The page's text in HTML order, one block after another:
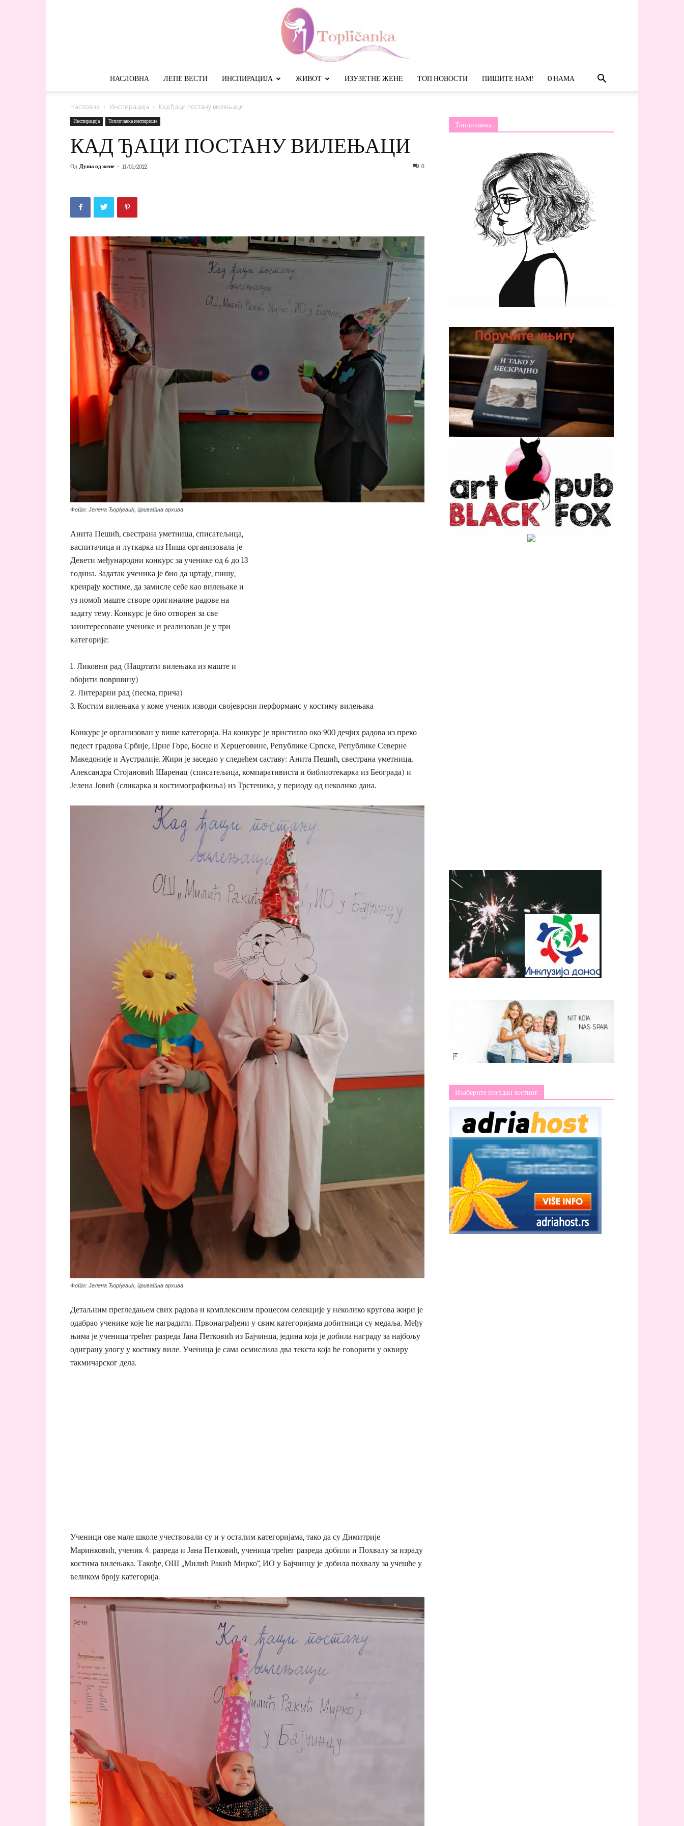
НАСЛОВНА ЛЕПЕ ВЕСТИ ИНСПИРАЦИЈА ЖИВОТ ИЗУЗЕТНЕ ЖЕНЕ ТОП НОВОСТИ ПИШИТЕ НАМ! O НАМА
Насловна Инспирација Кад ђаци постану вилењаци
Инспирација Топличанка инспирише
КАД ЂАЦИ ПОСТАНУ ВИЛЕЊАЦИ
Од Душа од жене - 11/01/2022 0
Фото: Јелена Ђорђевић, приватна архива
Анита Пешић, свестрана уметница, списатељица,
васпитачица и луткарка из Ниша организовала је
Девети међународни конкурс за ученике од 6 до 13
година. Задатак ученика је био да цртају, пишу,
креирају костиме, да замисле себе као вилењаке и
уз помоћ маште створе оригиналне радове на
задату тему. Конкурс је био отворен за све
заинтересоване ученике и реализован је у три
категорије:
1. Ликовни рад (Нацртати вилењака из маште и
обојити површину)
2. Литерарни рад (песма, прича)
3. Костим вилењака у коме ученик изводи својеврсни перформанс у костиму вилењака
Конкурс је организован у више категорија. На конкурс је пристигло око 900 дечјих радова из преко
педест градова Србије, Црне Горе, Босне и Херцеговине, Републике Српске, Републике Северне
Македоније и Аустралије. Жири је заседао у следећем саставу: Анита Пешић, свестрана уметница,
Александра Стојановић Шаренац (списатељица, компаративиста и библиотекарка из Београда) и
Јелена Јовић (сликарка и костимографкиња) из Трстеника, у периоду од неколико дана.
Фото: Јелена Ђорђевић, приватна архива
Детаљним прегледањем свих радова и комплексним процесом селекције у неколико кругова жири је
одабрао ученике које ће наградити. Првонаграђени у свим категоријама добитници су медаља. Међу
њима је ученица трећег разреда Јана Петковић из Бајчинца, једина која је добила награду за најбољу
одиграну улогу у костиму виле. Ученица је сама осмислила два текста која ће говорити у оквиру
такмичарског дела.
Ученици ове мале школе учествовали су и у осталим категоријама, тако да су Димитрије
Маринковић, ученик 4. разреда и Јана Петковић, ученица трећег разреда добили и Похвалу за израду
костима вилењака. Такође, ОШ ,,Милић Ракић Мирко“, ИО у Бајчинцу је добила похвалу за учешће у
великом броју категорија.
Топличанка
Изаберите поуздан хостинг